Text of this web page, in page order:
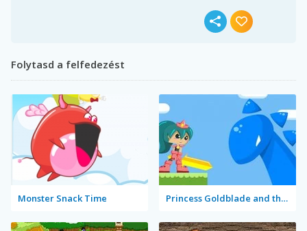
Folytasd a felfedezést
Monster Snack Time Princess Goldblade and the Dangerous Water